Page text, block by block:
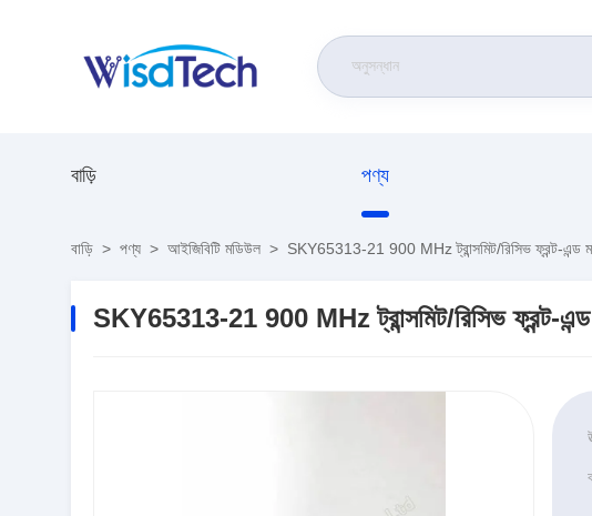
বাড়ি পণ্য
বাড়ি > পণ্য > আইজিবিটি মডিউল > SKY65313-21 900 MHz ট্রান্সমিট/রিসিভ ফ্রন্ট-
SKY65313-21 900 MHz ট্রান্সমিট/রিসিভ ফ্রন্ট-